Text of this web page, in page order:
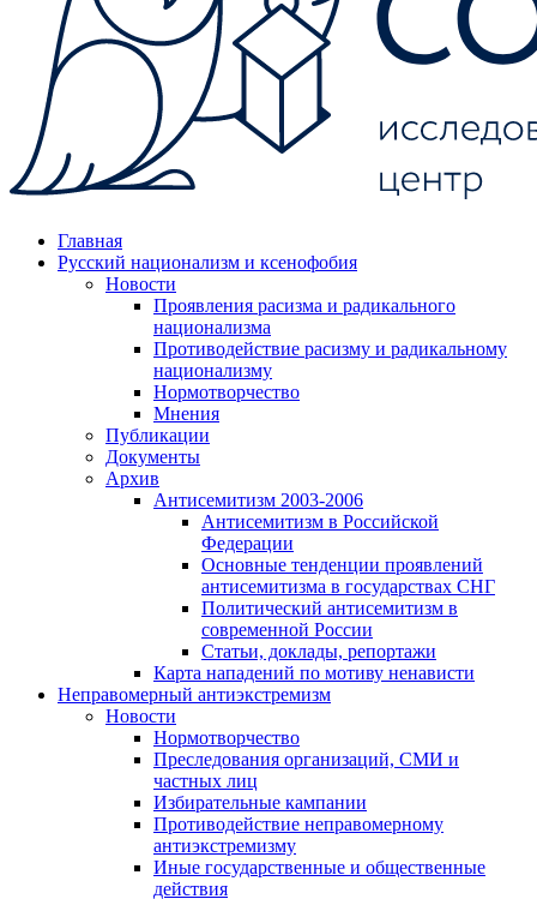
Главная
Русский национализм и ксенофобия
Новости
Проявления расизма и радикального
национализма
Противодействие расизму и радикальному
национализму
Нормотворчество
Мнения
Публикации
Документы
Архив
Антисемитизм 2003-2006
Антисемитизм в Российской
Федерации
Основные тенденции проявлений
антисемитизма в государствах СНГ
Политический антисемитизм в
современной России
Статьи, доклады, репортажи
Карта нападений по мотиву ненависти
Неправомерный антиэкстремизм
Новости
Нормотворчество
Преследования организаций, СМИ и
частных лиц
Избирательные кампании
Противодействие неправомерному
антиэкстремизму
Иные государственные и общественные
действия